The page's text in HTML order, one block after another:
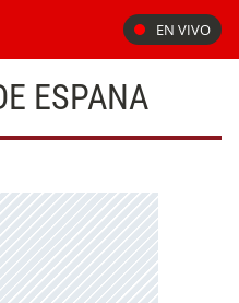
EN VIVO
ESPANA